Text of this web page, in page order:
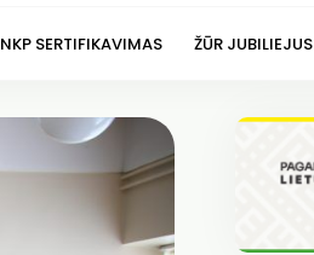
NKP SERTIFIKAVIMAS ŽŪR JUBILIEJUS